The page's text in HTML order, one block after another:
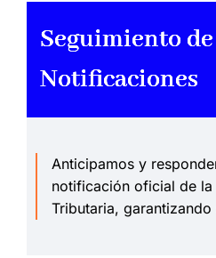
Seguimiento de
Notificaciones
Anticipamos y
notificación oficial de
Tributaria,